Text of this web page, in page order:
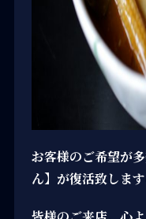
お客様のご希望が
ん】が復活致しま